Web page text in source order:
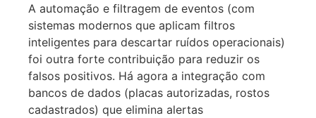
A automação e filtragem de eventos (com
sistemas modernos que aplicam filtros
inteligentes para descartar ruídos operacionais)
foi outra forte contribuição para reduzir os
falsos positivos. Há agora a integração com
bancos de dados (placas autorizadas, rostos
cadastrados) que elimina alertas